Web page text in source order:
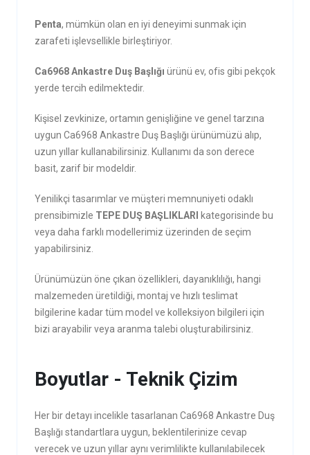
Penta, mümkün olan en iyi deneyimi sunmak için
zarafeti işlevsellikle birleştiriyor.
Ca6968 Ankastre Duş Başlığı ürünü ev, ofis gibi pekçok
yerde tercih edilmektedir.
Kişisel zevkinize, ortamın genişliğine ve genel tarzına
uygun Ca6968 Ankastre Duş Başlığı ürünümüzü alıp,
uzun yıllar kullanabilirsiniz. Kullanımı da son derece
basit, zarif bir modeldir.
Yenilikçi tasarımlar ve müşteri memnuniyeti odaklı
prensibimizle TEPE DUŞ BAŞLIKLARI
kategorisinde bu
veya daha farklı modellerimiz üzerinden de seçim
yapabilirsiniz.
Ürünümüzün öne çıkan özellikleri, dayanıklılığı, hangi
malzemeden üretildiği, montaj ve hızlı teslimat
bilgilerine kadar tüm model ve kolleksiyon bilgileri için
bizi arayabilir veya aranma talebi oluşturabilirsiniz.
Boyutlar - Teknik Çizim
Her bir detayı incelikle tasarlanan Ca6968 Ankastre Duş
Başlığı standartlara uygun, beklentilerinize cevap
verecek ve uzun yıllar aynı verimlilikte kullanılabilecek